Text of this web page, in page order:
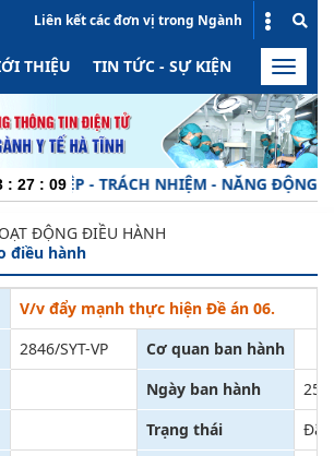
Liên kết các đơn vị trong Ngành
THIỆU TIN TỨC - SỰ KIỆN HOẠT
Toggle
: 27 : 10- TRÁCH NHIỆM - NĂNG ĐỘNG -
ĐỘNG ĐIỀU HÀNH
điều hành
V/v đẩy mạnh thực hiện Đề án 06.
2846/SYT-VP
Cơ quan ban hành
Ngày ban hành
25/
Trạng thái
Đã